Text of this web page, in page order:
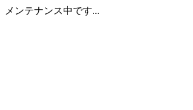
メンテナンス中です...